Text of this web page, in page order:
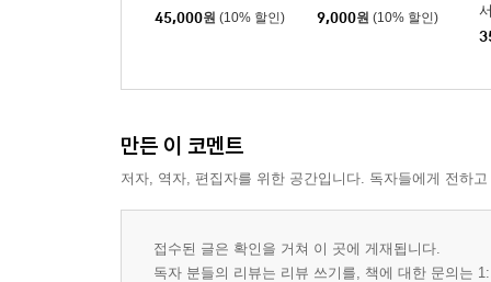
45,000원 (10% 할인) 9,000원 (10% 할인)
만든 이 코멘트
저자, 역자, 편집자를 위한 공간입니다. 독자들에게 전하
접수된 글은 확인을 거쳐 이 곳에 게재됩니다.
독자 분들의 리뷰는 리뷰 쓰기를, 책에 대한 문의는